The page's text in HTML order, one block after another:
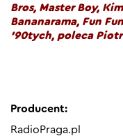
Bros, Master Boy,
Bananarama, Fun
’90tych, poleca
Producent:
RadioPraga.pl